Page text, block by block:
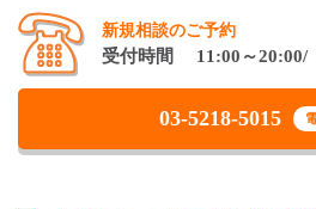
新規相談のご予約
受付時間 11:00～20:00/
03-5218-5015